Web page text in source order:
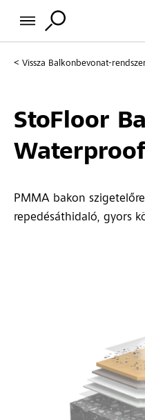
Vissza Balkonbevonat-
StoFloor
PMMA bakon
repedésáthidaló, gyors